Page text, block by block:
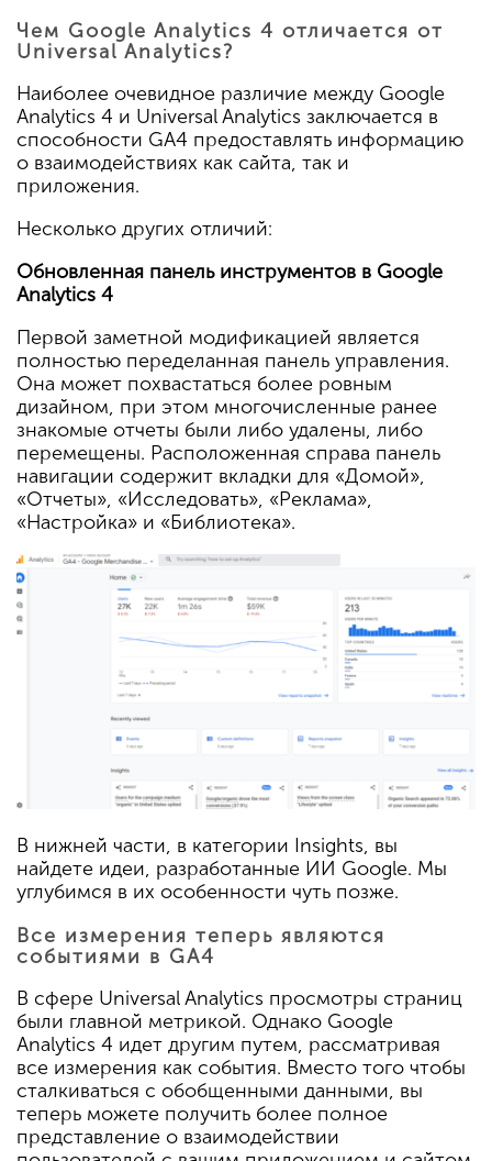
Чем Google Analytics 4 отличается от
Universal Analytics?
Наиболее очевидное различие между Google
Analytics 4 и Universal Analytics заключается в
способности GA4 предоставлять информацию
о взаимодействиях как сайта, так и
приложения.
Несколько других отличий:
Обновленная панель инструментов в Google
Analytics 4
Первой заметной модификацией является
полностью переделанная панель управления.
Она может похвастаться более ровным
дизайном, при этом многочисленные ранее
знакомые отчеты были либо удалены, либо
перемещены. Расположенная справа панель
навигации содержит вкладки для «Домой»,
«Отчеты», «Исследовать», «Реклама»,
«Настройка» и «Библиотека».
В нижней части, в категории Insights, вы
найдете идеи, разработанные ИИ Google. Мы
углубимся в их особенности чуть позже.
Все измерения теперь являются
событиями в GA4
В сфере Universal Analytics просмотры страниц
были главной метрикой. Однако Google
Analytics 4 идет другим путем, рассматривая
все измерения как события. Вместо того чтобы
сталкиваться с обобщенными данными, вы
теперь можете получить более полное
представление о взаимодействии